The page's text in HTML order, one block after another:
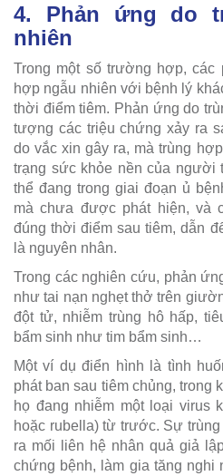
4. Phản ứng do
nhiên
Trong một số trường hợp, các
hợp ngẫu nhiên với bệnh lý
thời điểm tiêm. Phản ứng do
tượng các triệu chứng xảy ra
do vắc xin gây ra, mà trùng
trạng sức khỏe nền của người
thể đang trong giai đoạn ủ
mà chưa được phát hiện, và
đúng thời điểm sau tiêm, dẫn
là nguyên nhân.
Trong các nghiên cứu, phản
như tai nạn nghẹt thở trên
đột tử, nhiễm trùng hô hấp,
bẩm sinh như tim bẩm sinh…
Một ví dụ điển hình là tình
phát ban sau tiêm chủng, trong
họ đang nhiễm một loại virus
hoặc rubella) từ trước. Sự
ra mối liên hệ nhân quả giả
chứng bệnh, làm gia tăng nghi